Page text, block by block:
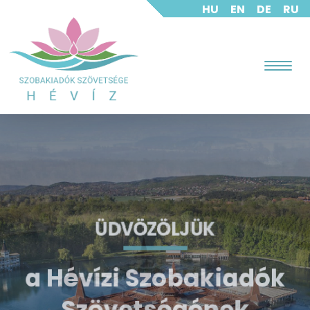
HU EN DE RU
ÜDVÖZÖLJÜK
a Hévízi Szobakiadók
ÜDVÖZÖLJÜK
a Hévízi Szobakiadók
ÜDVÖZÖLJÜK
a Hévízi Szobakiadók
ÜDVÖZÖLJÜK
a Hévízi Szobakiadók